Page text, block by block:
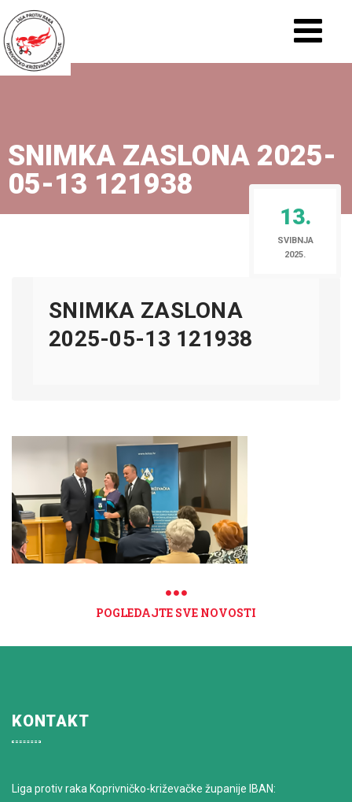
SNIMKA ZASLONA 2025-
05-13 121938
13.
SVIBNJA
2025.
SNIMKA ZASLONA
2025-05-13 121938
POGLEDAJTE SVE NOVOSTI
KONTAKT
Liga protiv raka Koprivničko-križevačke županije IBAN: